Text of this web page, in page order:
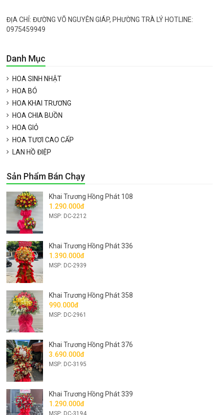
ĐỊA CHỈ: ĐƯỜNG VÕ NGUYÊN GIÁP, PHƯỜNG TRÀ LÝ HOTLINE:
0975459949
Danh Mục
HOA SINH NHẬT
HOA BÓ
HOA KHAI TRƯƠNG
HOA CHIA BUỒN
HOA GIỎ
HOA TƯƠI CAO CẤP
LAN HỒ ĐIỆP
Sản Phẩm Bán Chạy
Khai Trương Hồng Phát 108
1.290.000đ
MSP: DC-2212
Khai Trương Hồng Phát 336
1.390.000đ
MSP: DC-2939
Khai Trương Hồng Phát 358
990.000đ
MSP: DC-2961
Khai Trương Hồng Phát 376
3.690.000đ
MSP: DC-3195
Khai Trương Hồng Phát 339
1.290.000đ